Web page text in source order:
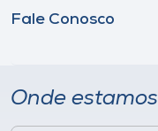
Fale Conosco
Onde estamos